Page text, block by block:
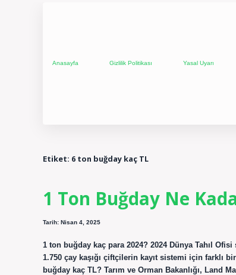
Anasayfa Gizlilik Politikası Yasal Uyarı
Etiket: 6 ton buğday kaç TL
1 Ton Buğday Ne
Tarih: Nisan 4, 2025
1 ton buğday kaç para 2024? 2024 Dünya Tahıl
1.750 çay kaşığı çiftçilerin kayıt sistemi için farklı
buğday kaç TL? Tarım ve Orman Bakanlığı, Land